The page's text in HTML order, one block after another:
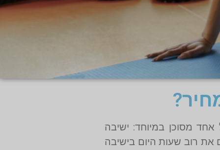
מסוכן במיוחד: ישיבה
רוב שעות היום בישיבה